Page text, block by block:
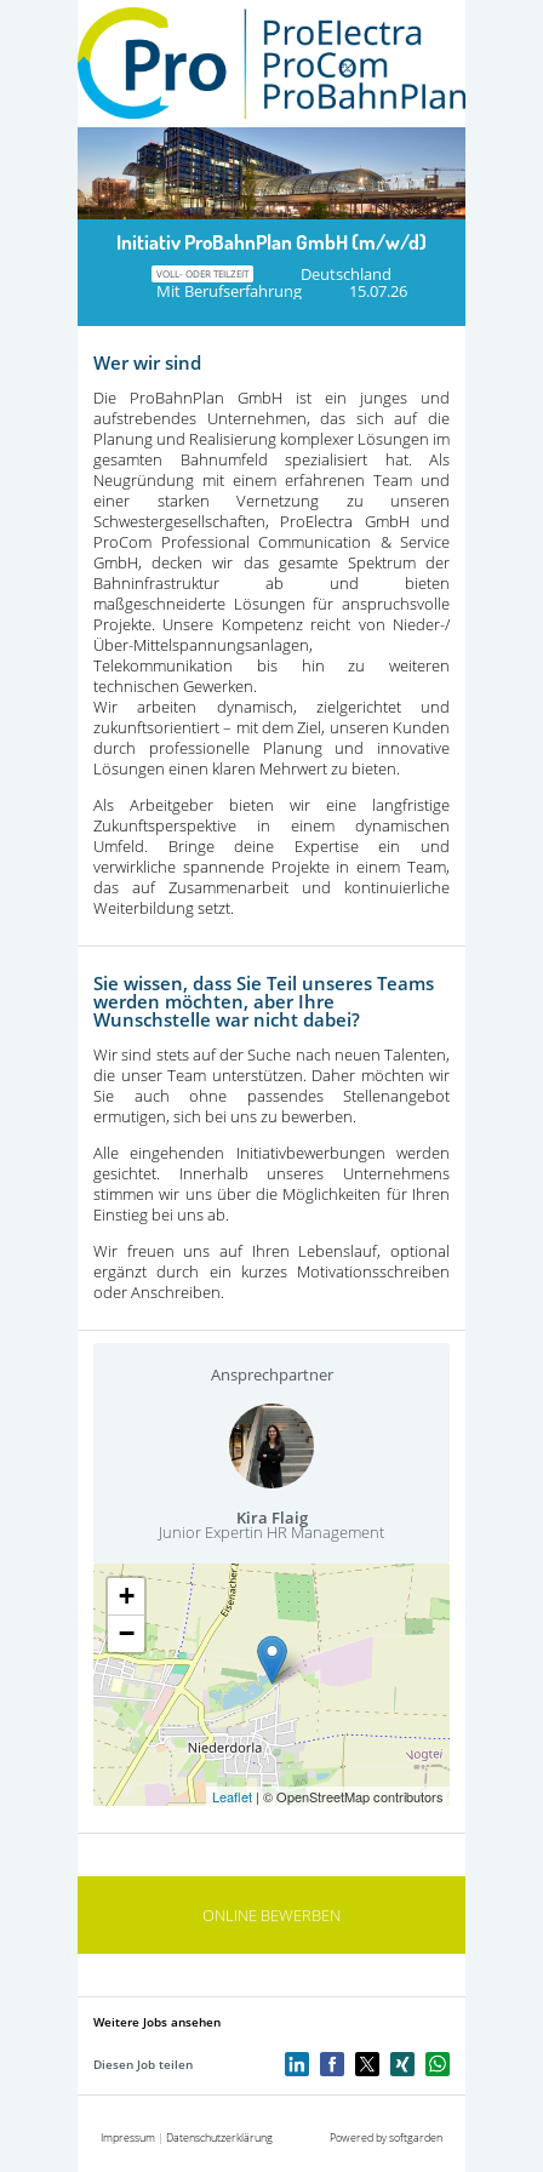
Initiativ ProBahnPlan GmbH (m/w/d)
VOLL- ODER TEILZEIT Deutschland
Mit Berufserfahrung 15.07.26
Wer wir sind
Die ProBahnPlan GmbH ist ein junges und
aufstrebendes Unternehmen, das sich auf die
Planung und Realisierung komplexer Lösungen im
gesamten Bahnumfeld spezialisiert hat. Als
Neugründung mit einem erfahrenen Team und
einer starken Vernetzung zu unseren
Schwestergesellschaften, ProElectra GmbH und
ProCom Professional Communication & Service
GmbH, decken wir das gesamte Spektrum der
Bahninfrastruktur ab und bieten
maßgeschneiderte Lösungen für anspruchsvolle
Projekte. Unsere Kompetenz reicht von Nieder-/
Über-Mittelspannungsanlagen,
Telekommunikation bis hin zu weiteren
technischen Gewerken.
Wir arbeiten dynamisch, zielgerichtet und
zukunftsorientiert – mit dem Ziel, unseren Kunden
durch professionelle Planung und innovative
Lösungen einen klaren Mehrwert zu bieten.
Als Arbeitgeber bieten wir eine langfristige
Zukunftsperspektive in einem dynamischen
Umfeld. Bringe deine Expertise ein und
verwirkliche spannende Projekte in einem Team,
das auf Zusammenarbeit und kontinuierliche
Weiterbildung setzt.
Sie wissen, dass Sie Teil unseres Teams
werden möchten, aber Ihre
Wunschstelle war nicht dabei?
Wir sind stets auf der Suche nach neuen Talenten,
die unser Team unterstützen. Daher möchten wir
Sie auch ohne passendes Stellenangebot
ermutigen, sich bei uns zu bewerben.
Alle eingehenden Initiativbewerbungen werden
gesichtet. Innerhalb unseres Unternehmens
stimmen wir uns über die Möglichkeiten für Ihren
Einstieg bei uns ab.
Wir freuen uns auf Ihren Lebenslauf, optional
ergänzt durch ein kurzes Motivationsschreiben
oder Anschreiben.
Ansprechpartner
Kira Flaig
Junior Expertin HR Management
+
−
Leaflet | © OpenStreetMap contributors
ONLINE BEWERBEN
Weitere Jobs ansehen
Diesen Job teilen
Impressum | Datenschutzerklärung Powered by softgarden